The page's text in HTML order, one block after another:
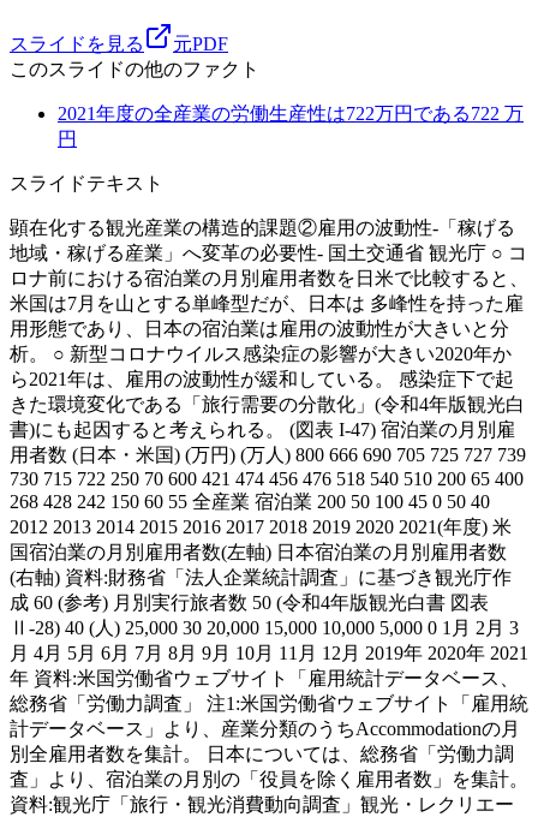
スライドを見る
元PDF
このスライドの他のファクト
2021年度の全産業の労働生産性は722万円である722 万
円
スライドテキスト
顕在化する観光産業の構造的課題②雇用の波動性-「稼げる
地域・稼げる産業」へ変革の必要性- 国土交通省 観光庁 ○ コ
ロナ前における宿泊業の月別雇用者数を日米で比較すると、
米国は7月を山とする単峰型だが、日本は 多峰性を持った雇
用形態であり、日本の宿泊業は雇用の波動性が大きいと分
析。 ○ 新型コロナウイルス感染症の影響が大きい2020年か
ら2021年は、雇用の波動性が緩和している。 感染症下で起
きた環境変化である「旅行需要の分散化」(令和4年版観光白
書)にも起因すると考えられる。 (図表 I-47) 宿泊業の月別雇
用者数 (日本・米国) (万円) (万人) 800 666 690 705 725 727 739
730 715 722 250 70 600 421 474 456 476 518 540 510 200 65 400
268 428 242 150 60 55 全産業 宿泊業 200 50 100 45 0 50 40
2012 2013 2014 2015 2016 2017 2018 2019 2020 2021(年度) 米
国宿泊業の月別雇用者数(左軸) 日本宿泊業の月別雇用者数
(右軸) 資料:財務省「法人企業統計調査」に基づき観光庁作
成 60 (参考) 月別実行旅者数 50 (令和4年版観光白書 図表
Ⅱ-28) 40 (人) 25,000 30 20,000 15,000 10,000 5,000 0 1月 2月 3
月 4月 5月 6月 7月 8月 9月 10月 11月 12月 2019年 2020年 2021
年 資料:米国労働省ウェブサイト「雇用統計データベース、
総務省「労働力調査」 注1:米国労働省ウェブサイト「雇用統
計データベース」より、産業分類のうちAccommodationの月
別全雇用者数を集計。 日本については、総務省「労働力調
査」より、宿泊業の月別の「役員を除く雇用者数」を集計。
資料:観光庁「旅行・観光消費動向調査」観光・レクリエー